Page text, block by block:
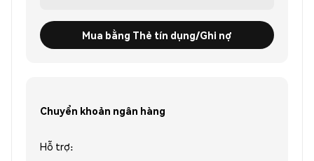
Mua bằng Thẻ tín dụng/Ghi nợ
Chuyển khoản ngân hàng
Hỗ trợ: